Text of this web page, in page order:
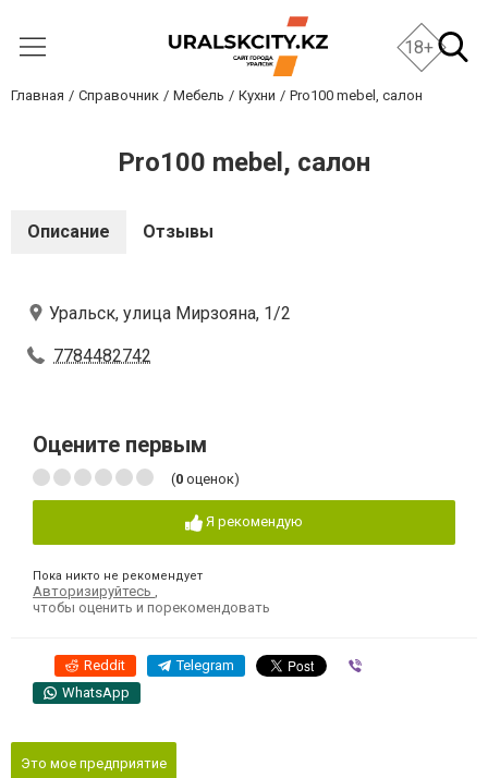
18+
Главная Справочник Мебель Кухни Pro100 mebel, салон
Pro100 mebel, салон
Описание Отзывы
Уральск, улица Мирзояна, 1/2
7784482742
Оцените первым
(0 оценок)
Я рекомендую
Пока никто не рекомендует
Авторизируйтесь
чтобы оценить и порекомендовать
Reddit Telegram
WhatsApp
Это мое предприятие